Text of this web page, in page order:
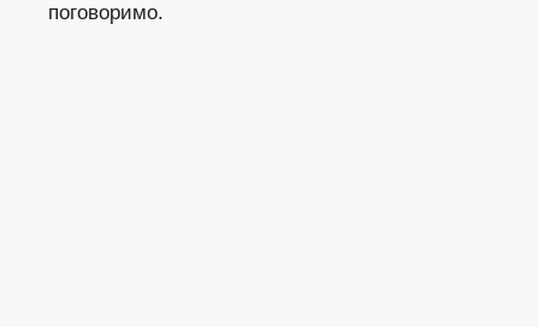
поговоримо.